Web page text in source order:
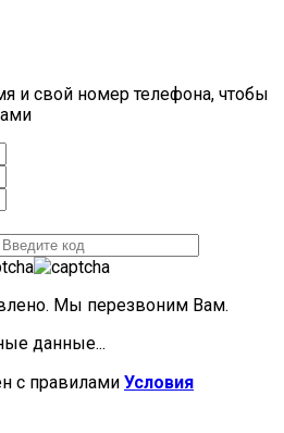
и свой номер телефона, чтобы
Мы перезвоним Вам.
данные...
с правилами Условия